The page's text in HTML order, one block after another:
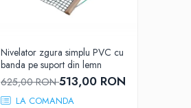
Nivelator zgura simplu PVC cu
banda pe suport din lemn
625,00 RON513,00 RON
LA COMANDA